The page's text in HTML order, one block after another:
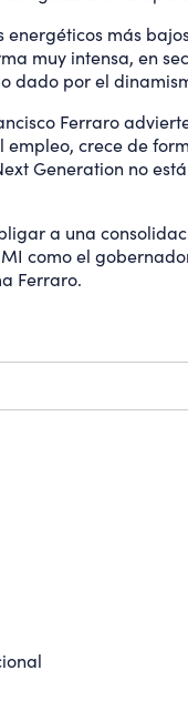
más
muy intensa, en
dado por el
Ferraro
crece de
Generation no
a una
como el
Ferraro.